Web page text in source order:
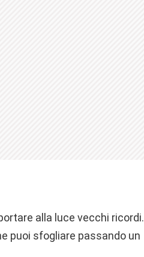
alla luce vecchi ricordi.
puoi sfogliare passando un